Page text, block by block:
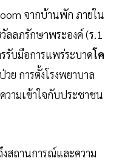
จากบ้านพัก ภายใน
ลลภรักษาพระองค์ (ร.1
รับมือการแพร่ระบาดโค
ย การตั้งโรงพยาบาล
วามเข้าใจกับประชาชน
สถานการณ์และความ